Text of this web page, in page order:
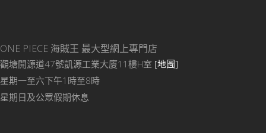
ONE PIECE 海賊王 最大型網上專門店
觀塘開源道47號凱源工業大廈11樓H室 [地圖]
星期一至六下午1時至8時
星期日及公眾假期休息